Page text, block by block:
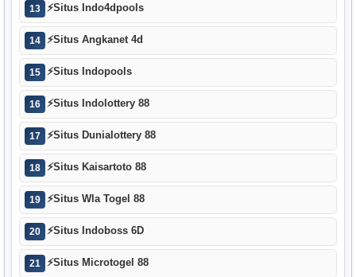
13 ⚡Situs Indo4dpools
14 ⚡Situs Angkanet 4d
15 ⚡Situs Indopools
16 ⚡Situs Indolottery 88
17 ⚡Situs Dunialottery 88
18 ⚡Situs Kaisartoto 88
19 ⚡Situs Wla Togel 88
20 ⚡Situs Indoboss 6D
21 ⚡Situs Microtogel 88